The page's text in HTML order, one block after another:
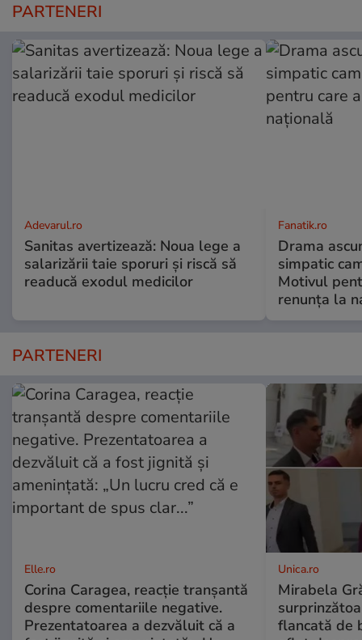
PARTENERI
Adevarul.ro
Sanitas avertizează: Noua lege a
salarizării taie sporuri și riscă să
readucă exodul medicilor
Fanatik.ro
Drama
simpatic
Motivul
renunța la
PARTENERI
Elle.ro
Corina Caragea, reacție tranșantă
despre comentariile negative.
Prezentatoarea a dezvăluit că a
Unica.ro
Mirabela
flancată de